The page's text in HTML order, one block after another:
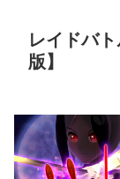
レイドバ
版】